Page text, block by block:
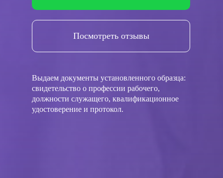
Посмотреть отзывы
Выдаем документы установленного образца:
свидетельство о профессии рабочего,
должности служащего, квалификационное
удостоверение и протокол.